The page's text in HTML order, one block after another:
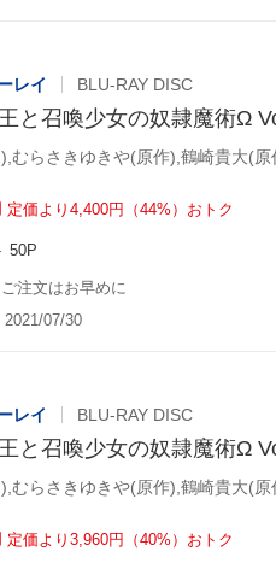
レイ BLU-RAY DISC
と召喚少女の奴隷魔術Ω
定価より4,400円（44%）おトク
50P
ご注文はお早めに
07/30
レイ BLU-RAY DISC
と召喚少女の奴隷魔術Ω
定価より3,960円（40%）おトク